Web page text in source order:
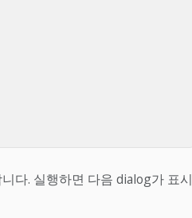
다. 실행하면 다음 dialog가 표시